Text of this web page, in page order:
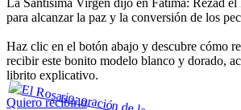
para alcanzar la paz y la conversión de los
Haz clic en el botón abajo y descubre cómo
recibir este bonito modelo blanco y dorado,
librito explicativo.
Quiero recibirlo